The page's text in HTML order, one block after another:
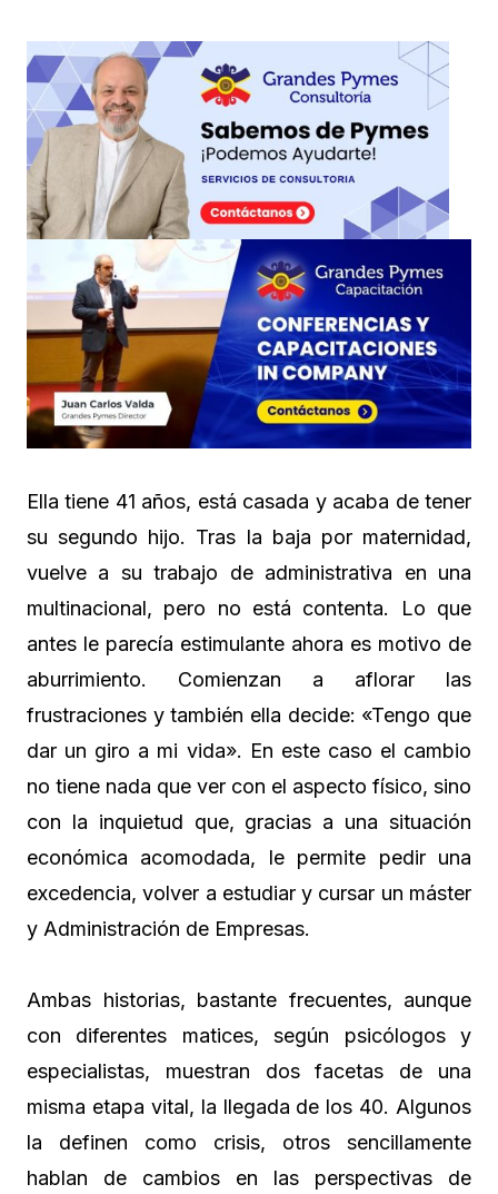
Ella tiene 41 años, está casada y acaba de tener
su segundo hijo. Tras la baja por maternidad,
vuelve a su trabajo de administrativa en una
multinacional, pero no está contenta. Lo que
antes le parecía estimulante ahora es motivo de
aburrimiento. Comienzan a aflorar las
frustraciones y también ella decide: «Tengo que
dar un giro a mi vida». En este caso el cambio
no tiene nada que ver con el aspecto físico, sino
con la inquietud que, gracias a una situación
económica acomodada, le permite pedir una
excedencia, volver a estudiar y cursar un máster
y Administración de Empresas.
Ambas historias, bastante frecuentes, aunque
con diferentes matices, según psicólogos y
especialistas, muestran dos facetas de una
misma etapa vital, la llegada de los 40. Algunos
la definen como crisis, otros sencillamente
hablan de cambios en las perspectivas de